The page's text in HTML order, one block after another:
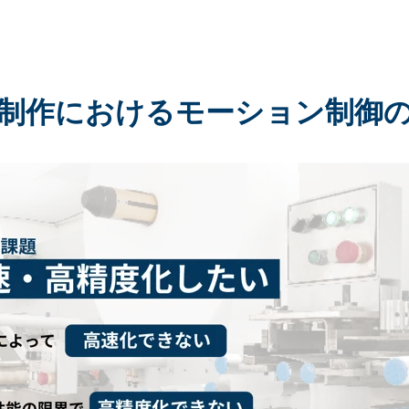
作におけるモーション制御